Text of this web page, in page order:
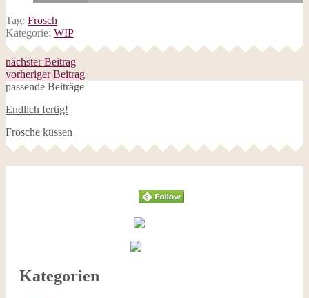
Tag: Frosch
Kategorie: WIP
nächster Beitrag
vorheriger Beitrag
passende Beiträge
Endlich fertig!
Frösche küssen
Kategorien